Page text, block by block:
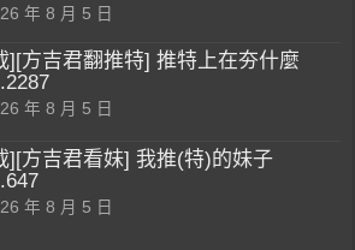
年 8 月 5 日
][方吉君翻推特] 推特上在夯什麼
年 8 月 5 日
][方吉君看妹] 我推(特)的妹子
年 8 月 5 日